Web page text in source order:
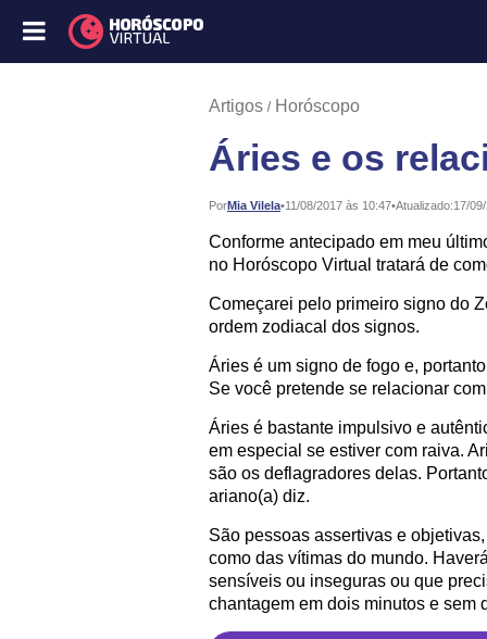
Artigos Horóscopo
Áries e os
PorMia Vilela•
Publicado: 11/08/2017 às 10:47•Atualizado:17/
Conforme antecipado em meu
no Horóscopo Virtual tratará de
Começarei pelo primeiro signo do
ordem zodiacal dos signos.
Áries é um signo de fogo e,
Se você pretende se relacionar
Áries é bastante impulsivo e
em especial se estiver com raiva.
são os deflagradores delas.
ariano(a) diz.
São pessoas assertivas e
como das vítimas do mundo.
sensíveis ou inseguras ou que
chantagem em dois minutos e sem